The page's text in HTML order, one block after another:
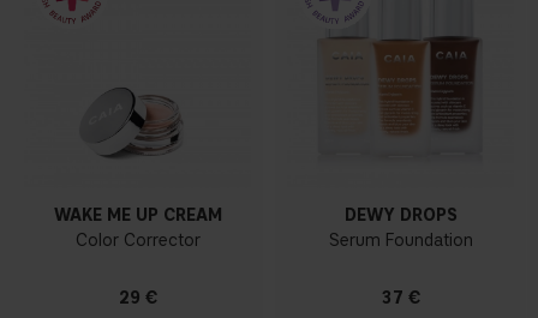
WAKE ME UP CREAM
Color Corrector
29 €
DEWY DROPS
Serum Foundation
37 €